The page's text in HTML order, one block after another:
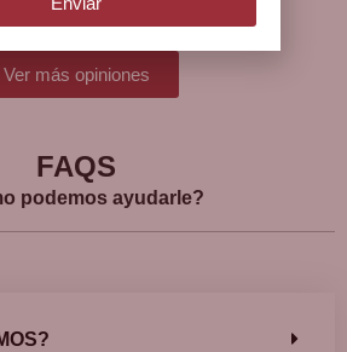
Ver más opiniones
FAQS
podemos ayudarle?